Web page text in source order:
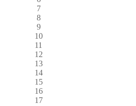
7
8
9
10
11
12
13
14
15
16
17